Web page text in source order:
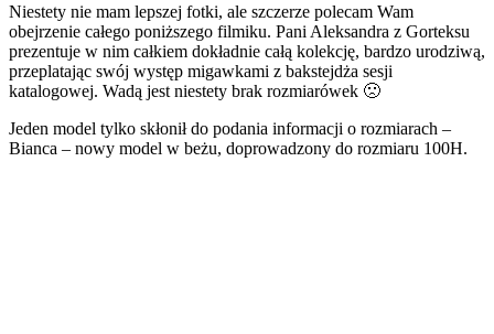
Niestety nie mam lepszej fotki, ale szczerze polecam Wam
obejrzenie całego poniższego filmiku. Pani Aleksandra z Gorteksu
prezentuje w nim całkiem dokładnie całą kolekcję, bardzo urodziwą,
przeplatając swój występ migawkami z bakstejdża sesji
katalogowej. Wadą jest niestety brak rozmiarówek 🙁
Jeden model tylko skłonił do podania informacji o rozmiarach –
Bianca – nowy model w beżu, doprowadzony do rozmiaru 100H.